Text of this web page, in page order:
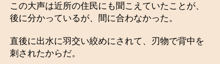
この大声は近所の住民にも聞こえていたことが、
後に分かっているが、間に合わなかった。
直後に出水に羽交い絞めにされて、刃物で背中を
刺されたからだ。